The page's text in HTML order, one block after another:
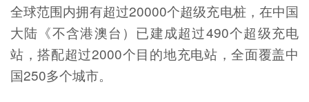
全球范围内拥有超过20000个超级充电桩，在中国
大陆《不含港澳台）已建成超过490个超级充电
站，搭配超过2000个目的地充电站，全面覆盖中
国250多个城市。